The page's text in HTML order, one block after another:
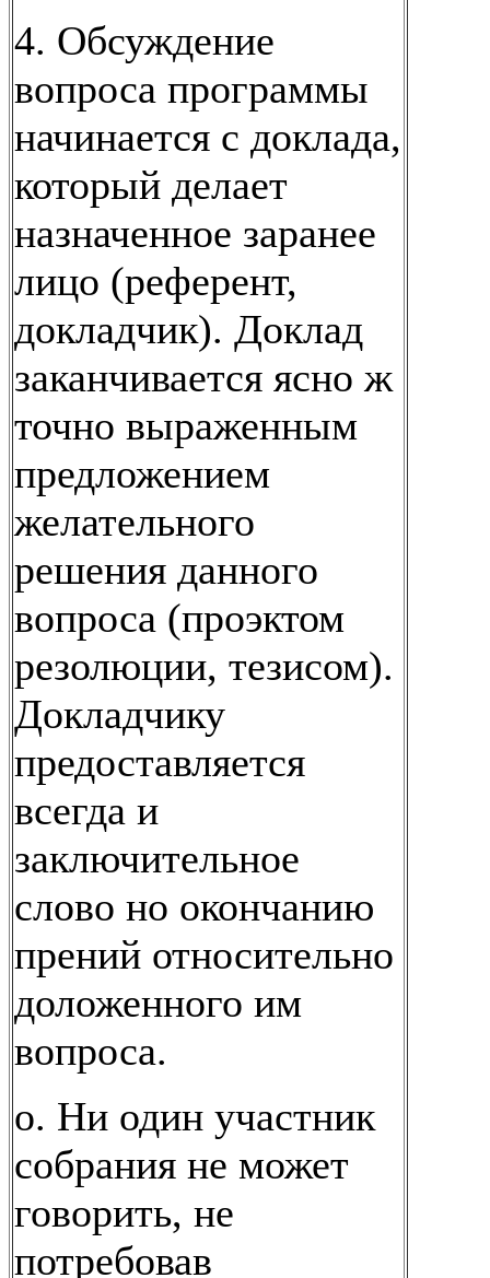
4. Обсуждение
вопроса программы
начинается с доклада,
который делает
назначенное заранее
лицо (референт,
докладчик). Доклад
заканчивается ясно ж
точно выраженным
предложением
желательного
решения данного
вопроса (проэктом
резолюции, тезисом).
Докладчику
предоставляется
всегда и
заключительное
слово но окончанию
прений относительно
доложенного им
вопроса.
о. Ни один участник
собрания не может
говорить, не
потребовав